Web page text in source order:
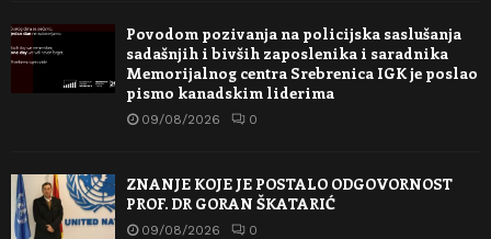
Povodom pozivanja na policijska saslušanja
sadašnjih i bivših zaposlenika i saradnika
Memorijalnog centra Srebrenica IGK je poslao
pismo kanadskim liderima
09/08/2026 0
ZNANJE KOJE JE POSTALO ODGOVORNOST
PROF. DR GORAN ŠKATARIĆ
09/08/2026 0